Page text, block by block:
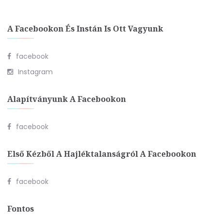
A Facebookon És Instán Is Ott Vagyunk
facebook
Instagram
Alapítványunk A Facebookon
facebook
Első Kézből A Hajléktalanságról A Facebookon
facebook
Fontos